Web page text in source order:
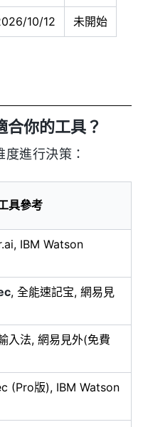
10/12 未開始
合你的工具？
進行決策：
具參考
IBM Watson
, 全能速記宝, 網易見
入法, 網易見外(免費
(Pro版), IBM Watson